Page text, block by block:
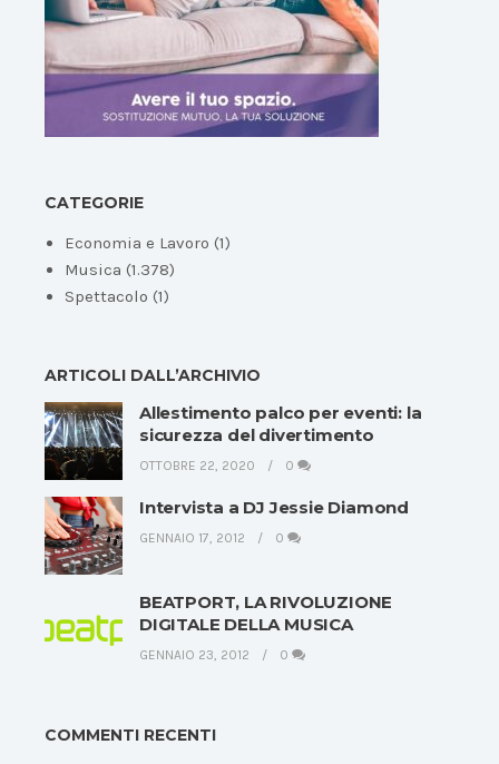
CATEGORIE
Economia e Lavoro (1)
Musica (1.378)
Spettacolo (1)
ARTICOLI DALL’ARCHIVIO
Allestimento palco per eventi: la
sicurezza del divertimento
OTTOBRE 22, 2020 0
Intervista a DJ Jessie Diamond
GENNAIO 17, 2012 0
BEATPORT, LA RIVOLUZIONE
DIGITALE DELLA MUSICA
GENNAIO 23, 2012 0
COMMENTI RECENTI